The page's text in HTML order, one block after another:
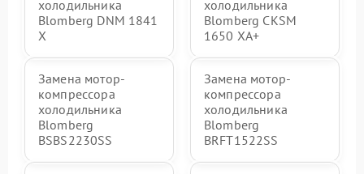
холодильника
Blomberg DNM 1841
X
холодильника
Blomberg CKSM
1650 XA+
Замена мотор-
компрессора
холодильника
Blomberg
BSBS2230SS
Замена мотор-
компрессора
холодильника
Blomberg
BRFT1522SS